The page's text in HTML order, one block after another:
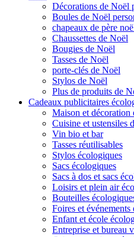
Décorations de Noël
Boules de Noël
chapeaux de père
Chaussettes de Noël
Bougies de Noël
Tasses de Noël
porte-clés de Noël
Stylos de Noël
Plus de produits de
Cadeaux publicitaires
Maison et décoration
Cuisine et ustensiles
Vin bio et bar
Tasses réutilisables
Stylos écologiques
Sacs écologiques
Sacs à dos et sacs
Loisirs et plein air
Bouteilles
Foires et événements
Enfant et école
Entreprise et bureau